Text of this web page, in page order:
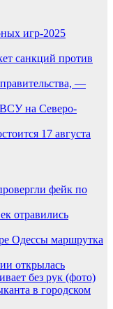
игр-2025
санкций против
—
на Северо-
17 августа
фейк по
отравились
Одессы маршрутка
открылась
без рук (фото)
в городском